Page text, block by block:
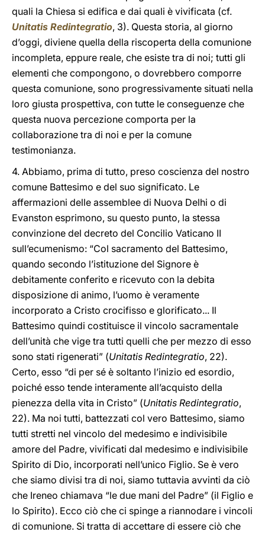
quali la Chiesa si edifica e dai quali è vivificata (cf.
Unitatis Redintegratio, 3). Questa storia, al giorno
d’oggi, diviene quella della riscoperta della comunione
incompleta, eppure reale, che esiste tra di noi; tutti gli
elementi che compongono, o dovrebbero comporre
questa comunione, sono progressivamente situati nella
loro giusta prospettiva, con tutte le conseguenze che
questa nuova percezione comporta per la
collaborazione tra di noi e per la comune
testimonianza.
4. Abbiamo, prima di tutto, preso coscienza del nostro
comune Battesimo e del suo significato. Le
affermazioni delle assemblee di Nuova Delhi o di
Evanston esprimono, su questo punto, la stessa
convinzione del decreto del Concilio Vaticano II
sull’ecumenismo: “Col sacramento del Battesimo,
quando secondo l’istituzione del Signore è
debitamente conferito e ricevuto con la debita
disposizione di animo, l’uomo è veramente
incorporato a Cristo crocifisso e glorificato... Il
Battesimo quindi costituisce il vincolo sacramentale
dell’unità che vige tra tutti quelli che per mezzo di esso
sono stati rigenerati” (Unitatis Redintegratio, 22).
Certo, esso “di per sé è soltanto l’inizio ed esordio,
poiché esso tende interamente all’acquisto della
pienezza della vita in Cristo” (Unitatis Redintegratio,
22). Ma noi tutti, battezzati col vero Battesimo, siamo
tutti stretti nel vincolo del medesimo e indivisibile
amore del Padre, vivificati dal medesimo e indivisibile
Spirito di Dio, incorporati nell’unico Figlio. Se è vero
che siamo divisi tra di noi, siamo tuttavia avvinti da ciò
che Ireneo chiamava “le due mani del Padre” (il Figlio e
lo Spirito). Ecco ciò che ci spinge a riannodare i vincoli
di comunione. Si tratta di accettare di essere ciò che